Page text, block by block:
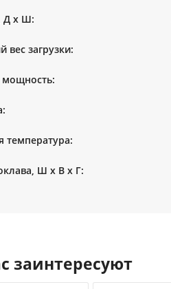
Д х Ш:
вес загрузки:
температура:
Ш х В х Г:
заинтересуют